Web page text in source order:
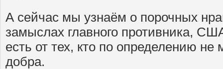
А сейчас мы узнаём о порочных
замыслах главного противника,
есть от тех, кто по определению
добра.